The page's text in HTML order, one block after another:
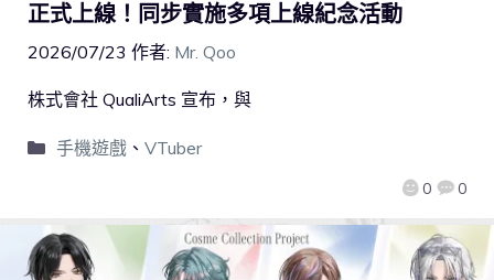
正式上線！同步實施多項上線紀念活動
2026/07/23 作者: Mr. Qoo
0 0
株式會社 QualiArts 宣布，與
手機遊戲、 VTuber